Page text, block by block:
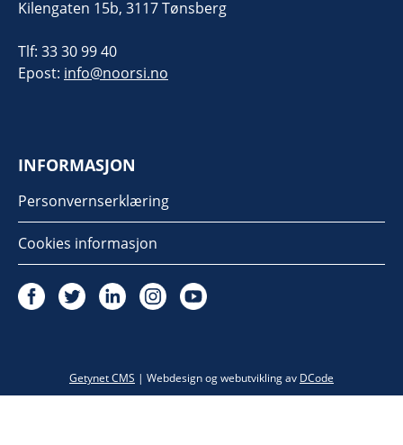
Kilengaten 15b, 3117 Tønsberg
Tlf: 33 30 99 40
Epost: info@noorsi.no
INFORMASJON
Personvernserklæring
Cookies informasjon
Getynet CMS | Webdesign og webutvikling av DCode